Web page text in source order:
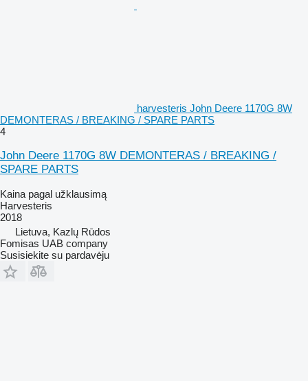
harvesteris John Deere 1170G 8W
DEMONTERAS / BREAKING / SPARE PARTS
4
John Deere 1170G 8W DEMONTERAS / BREAKING /
SPARE PARTS
Kaina pagal užklausimą
Harvesteris
2018
Lietuva, Kazlų Rūdos
Fomisas UAB company
Susisiekite su pardavėju